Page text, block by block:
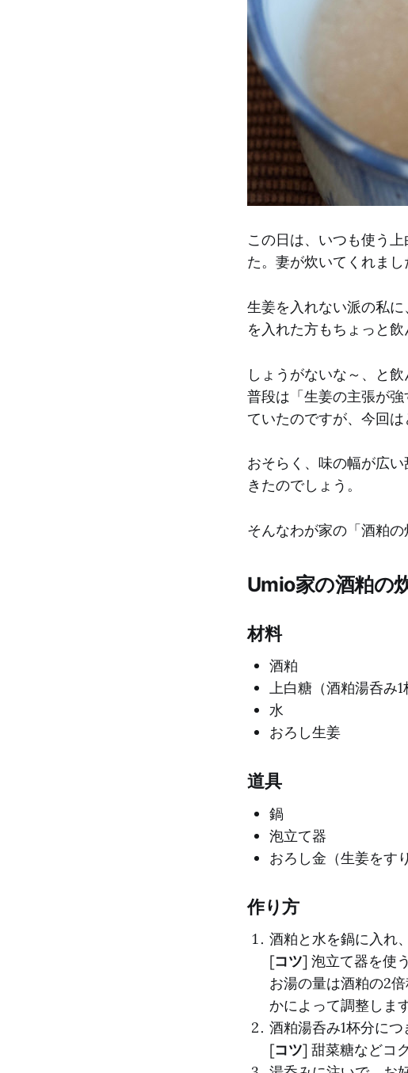
この日は、いつも使う
た。妻が炊いてくれまし
生姜を入れない派の私
を入れた方もちょっと飲
しょうがないな～、と
普段は「生姜の主張が
ていたのですが、今回
おそらく、味の幅が広
きたのでしょう。
そんなわが家の「酒粕の
Umio家の酒粕の
材料
酒粕
上白糖（酒粕湯呑み1
水
おろし生姜
道具
鍋
泡立て器
おろし金（生姜をす
作り方
酒粕と水を鍋に入れ
[コツ] 泡立て器を使
お湯の量は酒粕の2
かによって調整します
酒粕湯呑み1杯分につ
[コツ] 甜菜糖などコ